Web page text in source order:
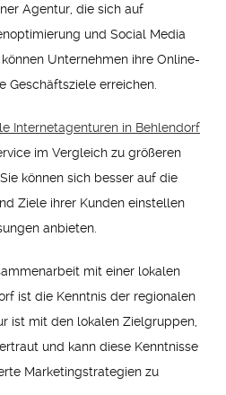
Agentur, die sich auf
und Social Media
Unternehmen ihre Online-
Geschäftsziele erreichen.
Internetagenturen in Behlendorf
im Vergleich zu größeren
können sich besser auf die
Ziele ihrer Kunden einstellen
anbieten.
mit einer lokalen
ist die Kenntnis der regionalen
ist mit den lokalen Zielgruppen,
und kann diese Kenntnisse
Marketingstrategien zu